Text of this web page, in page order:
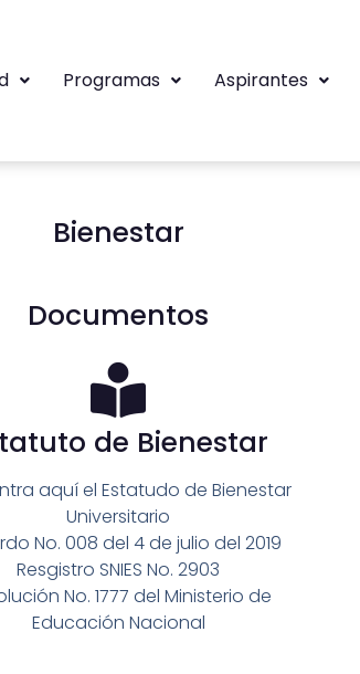
Programas Aspirantes
Bienestar
Documentos
de Bienestar
aquí el Estatudo de Bienestar
Universitario
No. 008 del 4 de julio del 2019
Resgistro SNIES No. 2903
No. 1777 del Ministerio de
Educación Nacional